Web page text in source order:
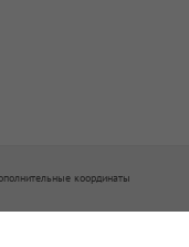
координаты